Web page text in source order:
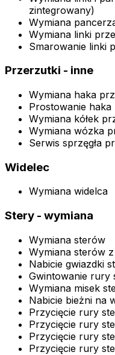
zintegrowany)
Wymiana
Wymiana linki
Smarowanie linki
Przerzutki - inne
Wymiana haka
Prostowanie
Wymiana kółek
Wymiana wózka
Serwis sprzęgła
Widelec
Wymiana widelca
Stery - wymiana
Wymiana sterów
Wymiana sterów
Nabicie gwiazdki
Gwintowanie rury
Wymiana misek
Nabicie bieżni na
Przycięcie rury
Przycięcie rury
Przycięcie rury
Przycięcie rury